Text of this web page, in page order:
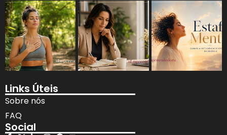
Links Úteis
Sobre nós
FAQ
Social